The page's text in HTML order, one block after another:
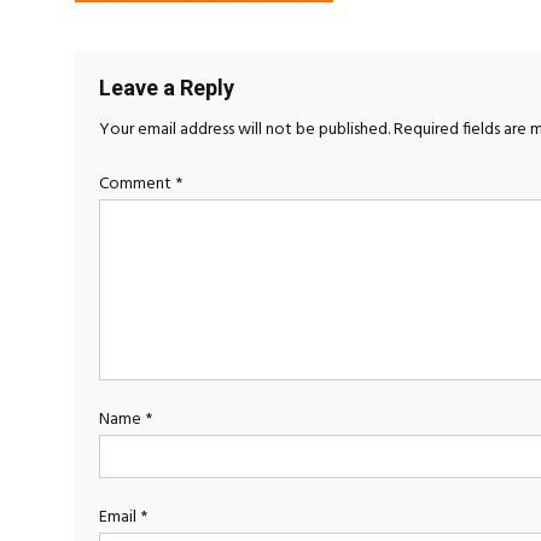
Leave a Reply
Your email address will not be published.Required fields are
Comment *
Name *
Email *